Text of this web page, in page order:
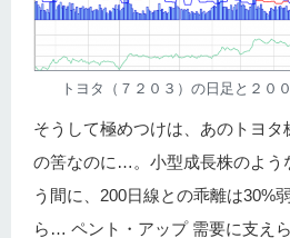
トヨタ（７２０３）の日足と２０
そうして極めつけは、あのトヨ
の筈なのに…。小型成長株のよう
う間に、200日線との乖離は30%
ら… ペント・アップ 需要に支え